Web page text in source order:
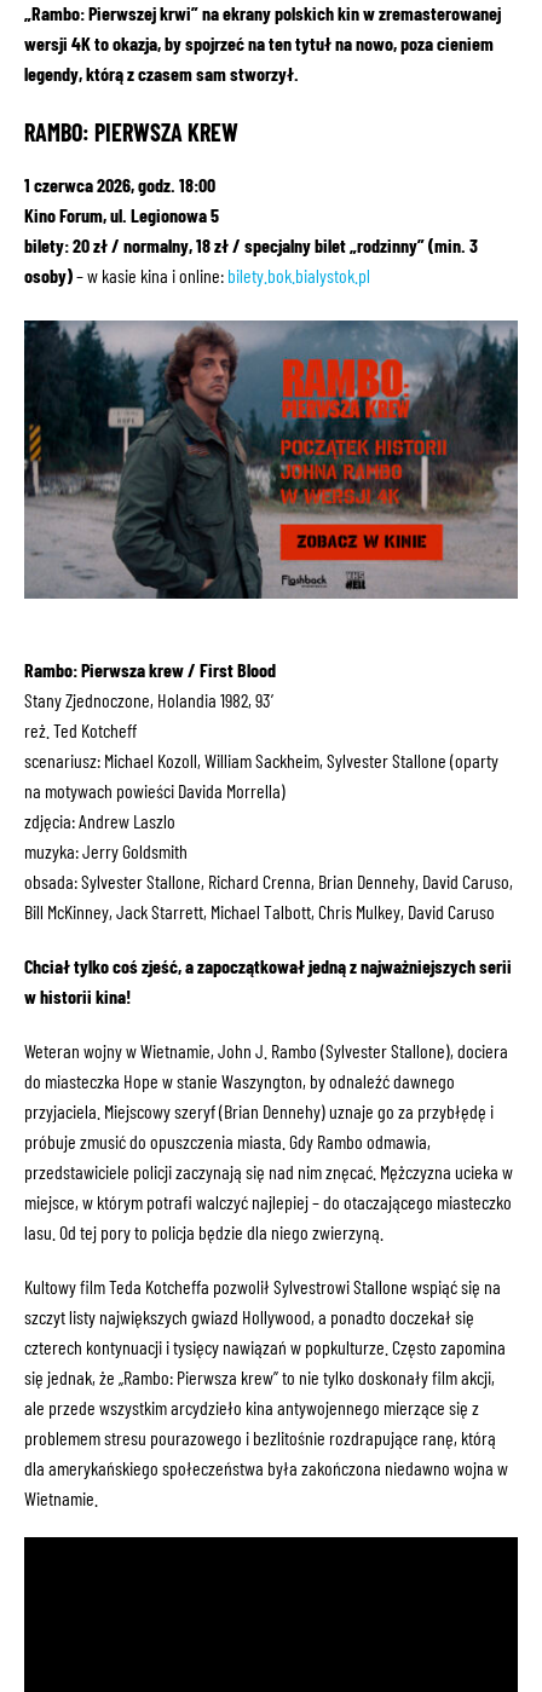
„Rambo: Pierwszej krwi” na ekrany polskich kin w zremasterowanej
wersji 4K to okazja, by spojrzeć na ten tytuł na nowo, poza cieniem
legendy, którą z czasem sam stworzył.
RAMBO: PIERWSZA KREW
1 czerwca 2026, godz. 18:00
Kino Forum, ul. Legionowa 5
bilety: 20 zł / normalny, 18 zł / specjalny bilet „rodzinny” (min. 3
osoby)– w kasie kina i online: bilety.bok.bialystok.pl
Rambo: Pierwsza krew / First Blood
Stany Zjednoczone, Holandia 1982, 93′
reż. Ted Kotcheff
scenariusz: Michael Kozoll, William Sackheim, Sylvester Stallone (oparty
na motywach powieści Davida Morrella)
zdjęcia: Andrew Laszlo
muzyka: Jerry Goldsmith
obsada: Sylvester Stallone, Richard Crenna, Brian Dennehy, David Caruso,
Bill McKinney, Jack Starrett, Michael Talbott, Chris Mulkey, David Caruso
Chciał tylko coś zjeść, a zapoczątkował jedną z najważniejszych serii
w historii kina!
Weteran wojny w Wietnamie, John J. Rambo (Sylvester Stallone), dociera
do miasteczka Hope w stanie Waszyngton, by odnaleźć dawnego
przyjaciela. Miejscowy szeryf (Brian Dennehy) uznaje go za przybłędę i
próbuje zmusić do opuszczenia miasta. Gdy Rambo odmawia,
przedstawiciele policji zaczynają się nad nim znęcać. Mężczyzna ucieka w
miejsce, w którym potrafi walczyć najlepiej – do otaczającego miasteczko
lasu. Od tej pory to policja będzie dla niego zwierzyną.
Kultowy film Teda Kotcheffa pozwolił Sylvestrowi Stallone wspiąć się na
szczyt listy największych gwiazd Hollywood, a ponadto doczekał się
czterech kontynuacji i tysięcy nawiązań w popkulturze. Często zapomina
się jednak, że „Rambo: Pierwsza krew” to nie tylko doskonały film akcji,
ale przede wszystkim arcydzieło kina antywojennego mierzące się z
problemem stresu pourazowego i bezlitośnie rozdrapujące ranę, którą
dla amerykańskiego społeczeństwa była zakończona niedawno wojna w
Wietnamie.